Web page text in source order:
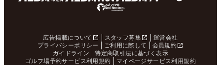
広告掲載について スタッフ募集
運営会社
プライバシーポリシー
ご利用に際して
会員規約
ガイドライン
特定商取引法に基づく表示
ゴルフ場予約サービス利用規約
マイページサービス利用規約